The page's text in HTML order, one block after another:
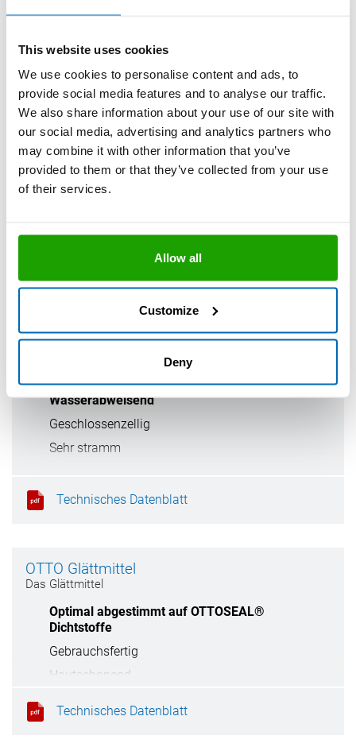
This website uses cookies
We use cookies to personalise content and ads, to
provide social media features and to analyse our traffic.
We also share information about your use of our site with
our social media, advertising and analytics partners who
may combine it with other information that you’ve
provided to them or that they’ve collected from your use
of their services.
Allow all
Customize
Deny
Technisches Datenblatt
OTTO Cleanprimer 1101
Der Haftverbesserer
2 in 1 – Reinigung + Vorbehandlung
Keine Ablüftzeit
Technisches Datenblatt
Die geschlossenzellige PE-Rundschnur
Wasserabweisend
Geschlossenzellig
Sehr stramm
Technisches Datenblatt
OTTO Glättmittel
Das Glättmittel
Optimal abgestimmt auf OTTOSEAL®
Dichtstoffe
Gebrauchsfertig
Hautschonend
1 Wasser)
Technisches Datenblatt